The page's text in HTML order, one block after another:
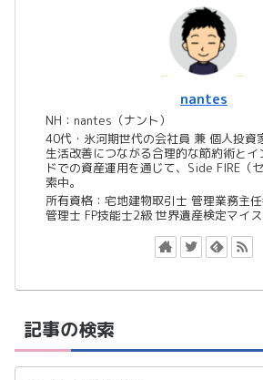
nantes
NH：nantes（ナント）
40代・氷河期世代の会社員 兼 個人投資
生活改善につながる合理的な節約術とイ
ドでの資産運用を通じて、Side FIRE（
索中。
所有資格：宅地建物取引士 管理業務主
管理士 FP技能士2級 世界遺産検定マイ
記事の検索